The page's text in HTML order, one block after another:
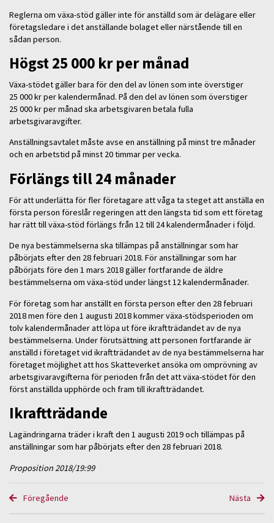
Reglerna om växa-stöd gäller inte för anställd som är delägare eller
företagsledare i det anställande bolaget eller närstående till en
sådan person.
Högst 25 000 kr per månad
Växa-stödet gäller bara för den del av lönen som inte överstiger
25 000 kr per kalendermånad. På den del av lönen som överstiger
25 000 kr per månad ska arbetsgivaren betala fulla
arbetsgivaravgifter.
Anställningsavtalet måste avse en anställning på minst tre månader
och en arbetstid på minst 20 timmar per vecka.
Förlängs till 24 månader
För att underlätta för fler företagare att våga ta steget att anställa en
första person föreslår regeringen att den längsta tid som ett företag
har rätt till växa-stöd förlängs från 12 till 24 kalendermånader i följd.
De nya bestämmelserna ska tillämpas på anställningar som har
påbörjats efter den 28 februari 2018. För anställningar som har
påbörjats före den 1 mars 2018 gäller fortfarande de äldre
bestämmelserna om växa-stöd under längst 12 kalendermånader.
För företag som har anställt en första person efter den 28 februari
2018 men före den 1 augusti 2018 kommer växa-stödsperioden om
tolv kalendermånader att löpa ut före ikraftträdandet av de nya
bestämmelserna. Under förutsättning att personen fortfarande är
anställd i företaget vid ikraftträdandet av de nya bestämmelserna har
företaget möjlighet att hos Skatteverket ansöka om omprövning av
arbetsgivaravgifterna för perioden från det att växa-stödet för den
först anställda upphörde och fram till ikraftträdandet.
Ikraftträdande
Lagändringarna träder i kraft den 1 augusti 2019 och tillämpas på
anställningar som har påbörjats efter den 28 februari 2018.
Proposition 2018/19:99
Föregående Nästa